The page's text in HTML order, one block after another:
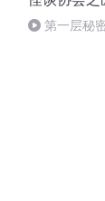
第一层秘